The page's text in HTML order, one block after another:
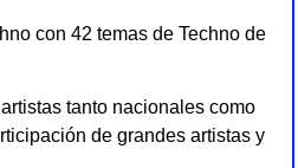
con 42 temas de Techno de
tanto nacionales como
de grandes artistas y